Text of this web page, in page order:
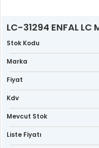
LC-31294 ENFAL
Stok Kodu
Marka
Fiyat
Kdv
Mevcut Stok
Liste Fiyatı